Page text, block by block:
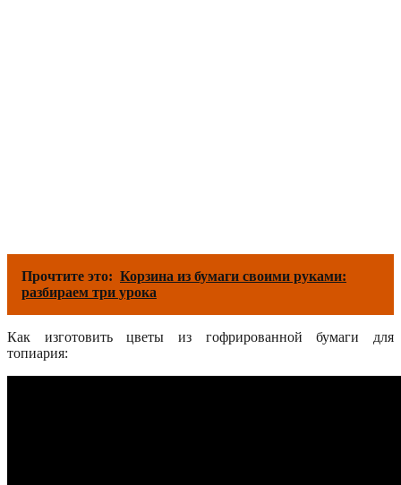
Прочтите это: Корзина из бумаги своими руками:
разбираем три урока
Как изготовить цветы из гофрированной бумаги для
топиария: